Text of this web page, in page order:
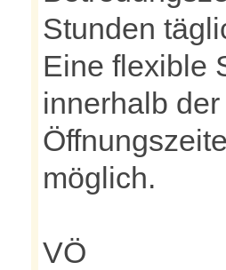
Stunden
Eine flexible
innerhalb
möglich.
VÖ